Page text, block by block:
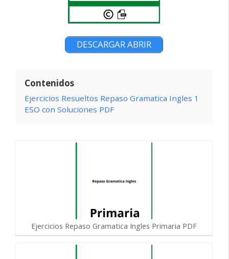
DESCARGAR ABRIR
Contenidos
Ejercicios Resueltos Repaso Gramatica Ingles 1
ESO con Soluciones PDF
Ejercicios Repaso Gramatica Ingles Primaria PDF